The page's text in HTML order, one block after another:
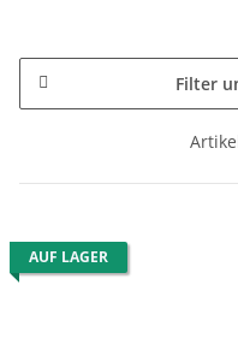
Filter
AUF LAGER